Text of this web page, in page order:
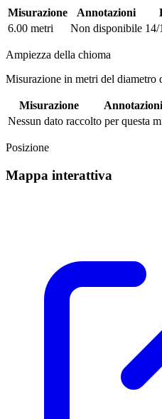
Misurazione Annotazioni
6.00 metri
Non disponibile 14/
Ampiezza della chioma
Misurazione in metri del diametro
Misurazione Annotazioni
Nessun dato raccolto per questa
Posizione
Mappa interattiva